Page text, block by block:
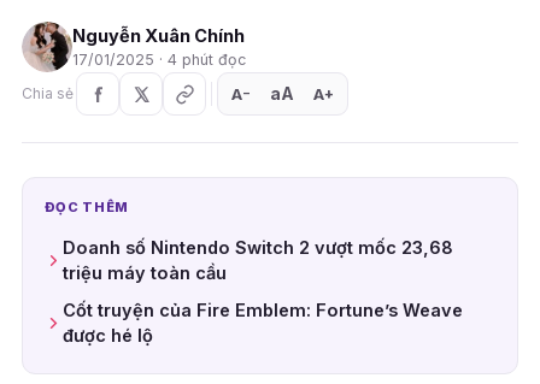
Nguyễn Xuân Chính
17/01/2025 · 4 phút đọc
Chia sẻ
A− aA A+
ĐỌC THÊM
Doanh số Nintendo Switch 2 vượt mốc 23,68
triệu máy toàn cầu
Cốt truyện của Fire Emblem: Fortune’s Weave
được hé lộ